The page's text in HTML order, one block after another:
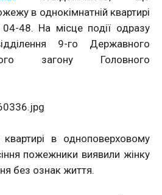
в однокімнатній квартирі
48. На місце події одразу
9-го Державного
загону Головного
в одноповерховому
пожежники виявили жінку
без ознак життя.